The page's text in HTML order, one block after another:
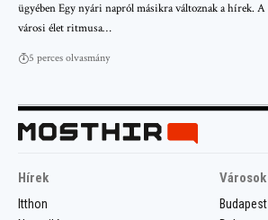
ügyében Egy nyári napról másikra változnak a hírek. A
városi élet ritmusa…
5 perces olvasmány
Hírek
Itthon
Városok
Budapest